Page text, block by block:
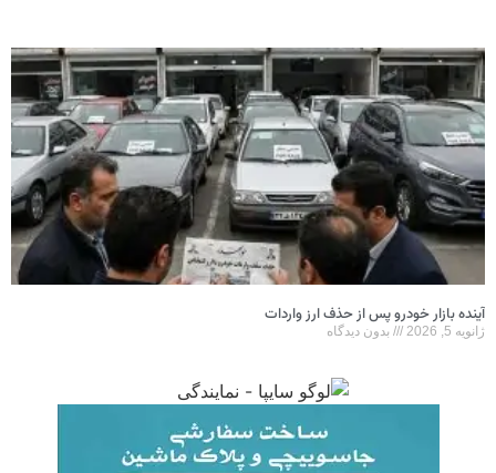
آینده بازار خودرو پس از حذف ارز واردات
ژانویه 5, 2026 بدون دیدگاه